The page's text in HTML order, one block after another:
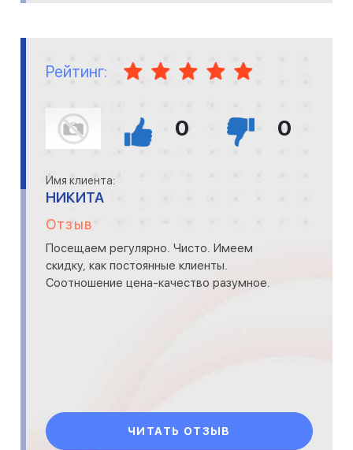
Рейтинг:
0 0
Имя клиента:
НИКИТА
Отзыв
Посещаем регулярно. Чисто. Имеем
скидку, как постоянные клиенты.
Соотношение цена-качество разумное.
ЧИТАТЬ ОТЗЫВ